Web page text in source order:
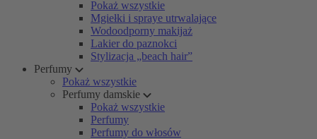
Pokaż wszystkie
Mgiełki i spraye utrwalające
Wodoodporny makijaż
Lakier do paznokci
Stylizacja „beach hair”
Perfumy
Pokaż wszystkie
Perfumy damskie
Pokaż wszystkie
Perfumy
Perfumy do włosów